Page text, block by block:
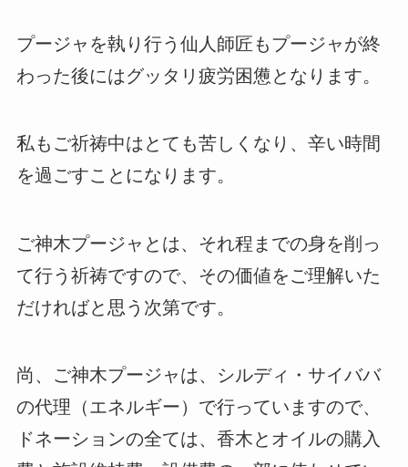
プージャを執り行う仙人師匠もプージャが終
わった後にはグッタリ疲労困憊となります。
私もご祈祷中はとても苦しくなり、辛い時間
を過ごすことになります。
ご神木プージャとは、それ程までの身を削っ
て行う祈祷ですので、その価値をご理解いた
だければと思う次第です。
尚、ご神木プージャは、シルディ・サイババ
の代理（エネルギー）で行っていますので、
ドネーションの全ては、香木とオイルの購入